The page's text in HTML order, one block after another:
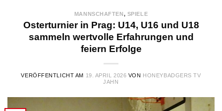
MANNSCHAFTEN, SPIELE
Osterturnier in Prag: U14, U16 und U18
sammeln wertvolle Erfahrungen und
feiern Erfolge
VERÖFFENTLICHT AM 19. APRIL 2026 VON HONEYBADGERS TV
JAHN